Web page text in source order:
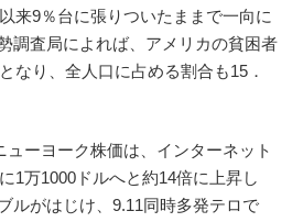
来9％台に張りついたままで一向に
調査局によれば、アメリカの貧困者
なり、全人口に占める割合も15．
ューヨーク株価は、インターネット
1万1000ドルへと約14倍に上昇し
ルがはじけ、9.11同時多発テロで